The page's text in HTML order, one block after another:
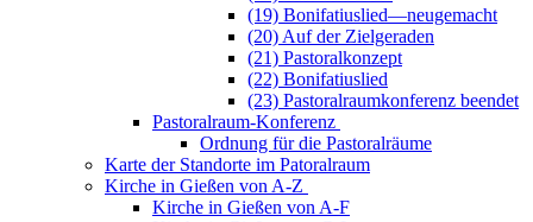
(19) Bonifatiuslied—neugemacht
(20) Auf der Zielgeraden
(21) Pastoralkonzept
(22) Bonifatiuslied
(23) Pastoralraumkonferenz beendet
Pastoralraum-Konferenz
Ordnung für die Pastoralräume
Karte der Standorte im Patoralraum
Kirche in Gießen von A-Z
Kirche in Gießen von A-F